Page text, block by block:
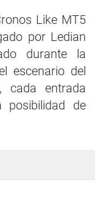
Like MT5
por Ledian
durante la
escenario del
cada entrada
posibilidad de